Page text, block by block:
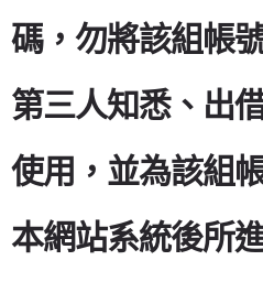
碼，勿將該組帳
第三人知悉、出
使用，並為該組
本網站系統後所